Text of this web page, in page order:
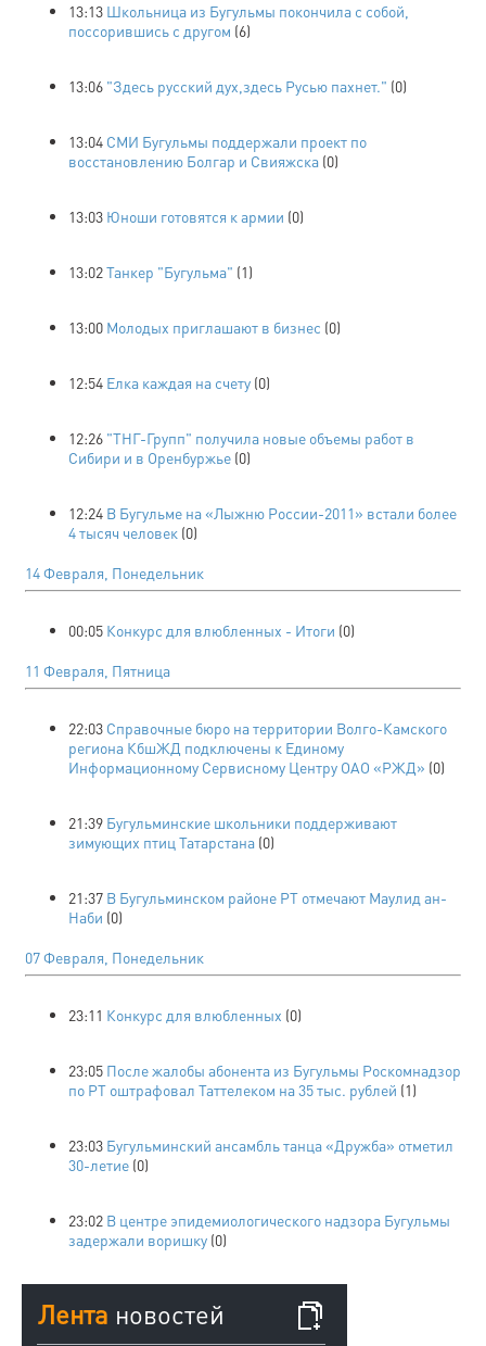
13:13 Школьница из Бугульмы покончила с собой,
поссорившись с другом (6)
13:06 "Здесь русский дух,здесь Русью пахнет." (0)
13:04 СМИ Бугульмы поддержали проект по
восстановлению Болгар и Свияжска (0)
13:03 Юноши готовятся к армии (0)
13:02Танкер "Бугульма" (1)
13:00 Молодых приглашают в бизнес (0)
12:54 Елка каждая на счету (0)
12:26 "ТНГ-Групп" получила новые объемы работ в
Сибири и в Оренбуржье (0)
12:24 В Бугульме на «Лыжню России-2011» встали более
4 тысяч человек (0)
14 Февраля, Понедельник
00:05 Конкурс для влюбленных - Итоги (0)
11 Февраля, Пятница
22:03 Справочные бюро на территории Волго-Камского
региона КбшЖД подключены к Единому
Информационному Сервисному Центру ОАО «РЖД» (0)
21:39 Бугульминские школьники поддерживают
зимующих птиц Татарстана (0)
21:37 В Бугульминском районе РТ отмечают Маулид ан-
Наби (0)
07 Февраля, Понедельник
23:11 Конкурс для влюбленных (0)
23:05 После жалобы абонента из Бугульмы Роскомнадзор
по РТ оштрафовал Таттелеком на 35 тыс. рублей (1)
23:03 Бугульминский ансамбль танца «Дружба» отметил
30-летие (0)
23:02 В центре эпидемиологического надзора Бугульмы
задержали воришку (0)
Лента новостей